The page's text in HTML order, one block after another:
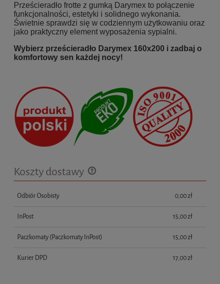
Prześcieradło frotte z gumką Darymex to połączenie
funkcjonalności, estetyki i solidnego wykonania.
Świetnie sprawdzi się w codziennym użytkowaniu oraz
jako praktyczny element wyposażenia sypialni.
Wybierz prześcieradło Darymex 160x200 i zadbaj o
komfortowy sen każdej nocy!
Koszty dostawy
Cena nie zawiera ewentualnych kosztów płatności
Odbiór Osobisty 0,00 zł
InPost 15,00 zł
Paczkomaty(Paczkomaty InPost) 15,00 zł
Kurier DPD 17,00 zł